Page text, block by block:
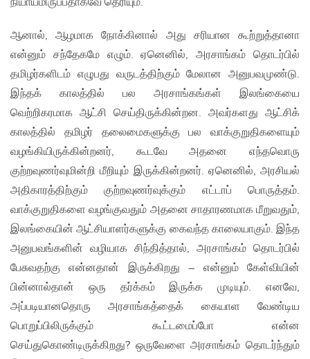
ஆனால், ஆழமாக நோக்கினால் அது சரியான கூற்றுத்தானா
என்னும் சந்தேகமே எழும். ஏனெனில், அரசாங்கம் தொடர்பில்
தமிழர்களிடம் எழுபது வருடத்திற்கும் மேலான அனுபவமுண்டு.
இந்தக் காலத்தில் பல அரசாங்கங்கள் இலங்கையை
வெற்றிகரமாக ஆட்சி செய்திருக்கின்றன. அவர்களது ஆட்சிக்
காலத்தில் தமிழர் தலைமைகளுக்கு பல வாக்குறுதிகளையும்
வழங்கியிருக்கின்றனர், கூடவே அதனை எந்தவொரு
குற்றவுணர்வுமின்றி மீறியும் இருக்கின்றனர். ஏனெனில், அரசியல்
அதிகாரத்திற்கும் குற்றவுணர்வுக்கும் எட்டாப் பொருத்தம்.
வாக்குறுதிகளை வழங்குவதும் அதனை சாதாரணமாக மீறுவதும்,
இலங்கையின் ஆட்சியாளர்களுக்கு கைவந்த காலையாகும். இந்த
அனுபவங்களின் வழியாக சிந்தித்தால், அரசாங்கம் தொடர்பில்
பேசுவதற்கு என்னதான் இருக்கிறது – என்னும் கேள்வியின்
பின்னால்தான் ஒரு தர்க்கம் இருக்க முடியும். எனவே,
அப்படியானதொரு அரசாங்கத்தைக் கையாள வேண்டிய
பொறுப்பிலிருக்கும் கூட்டமைப்போ என்ன
செய்துகொண்டிருக்கிறது? ஒருவேளை அரசாங்கம் தொடர்ந்தும்